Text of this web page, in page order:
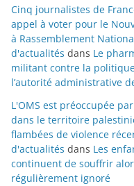
Cinq journalistes de
appel à voter pour le
à Rassemblement
d'actualités dans Le
militant contre la
l’autorité administrative
L'OMS est préoccupée
dans le territoire
flambées de violence
d'actualités dans Les
continuent de souffrir
régulièrement ignoré